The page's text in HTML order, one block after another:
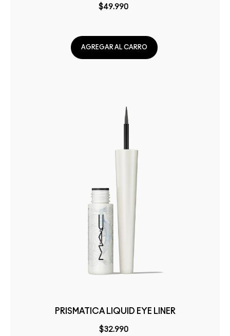
$49.990
AGREGAR AL CARRO
PRISMATICA LIQUID EYE LINER
$32.990